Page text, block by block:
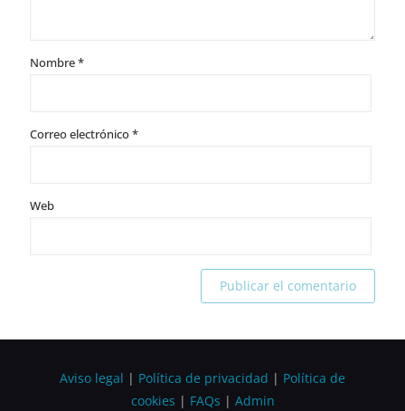
Nombre*
Correo electrónico*
Web
Aviso legal | Política de privacidad | Política de
cookies | FAQs | Admin